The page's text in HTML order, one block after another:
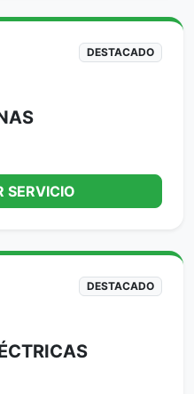
DESTACADO
SERVICIO
DESTACADO